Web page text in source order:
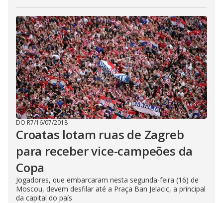
DO R7/16/07/2018
Croatas lotam ruas de Zagreb
para receber vice-campeões da
Copa
Jogadores, que embarcaram nesta segunda-feira (16) de
Moscou, devem desfilar até a Praça Ban Jelacic, a principal
da capital do país